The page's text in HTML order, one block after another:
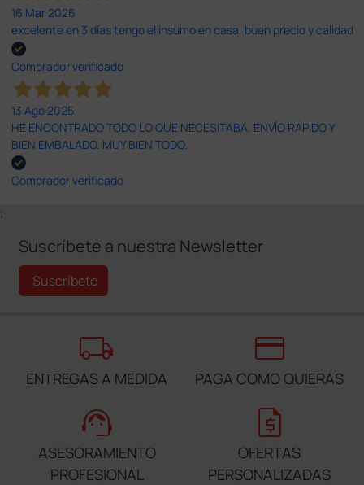
16 Mar 2026
excelente en 3 días tengo el insumo en casa, buen precio y calidad
Comprador verificado
13 Ago 2025
HE ENCONTRADO TODO LO QUE NECESITABA. ENVÍO RÁPIDO Y
BIEN EMBALADO. MUY BIEN TODO.
Comprador verificado
;
Suscríbete a nuestra Newsletter
Suscríbete
local_shipping
ENTREGAS A MEDIDA
credit_card
PAGA COMO QUIERAS
support_agent
ASESORAMIENTO
PROFESIONAL
request_quote
OFERTAS
PERSONALIZADAS